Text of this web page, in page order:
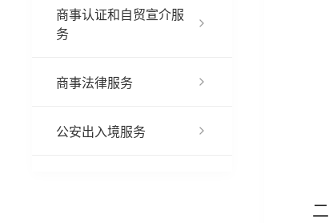
商事认证和自贸宣介服
务
商事法律服务
公安出入境服务
二